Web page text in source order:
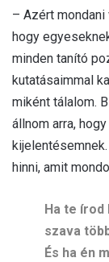
– Azért
hogy
minden tanító
kutatásaimmal
miként tálalom.
állnom arra,
hinni, amit
Ha te írod
szava
És ha én